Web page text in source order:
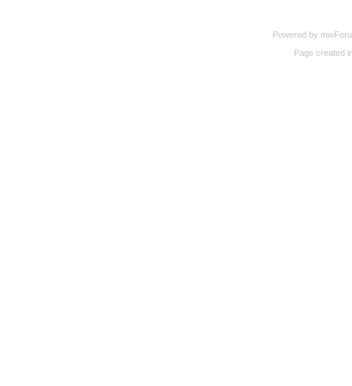
Powered by
Page created